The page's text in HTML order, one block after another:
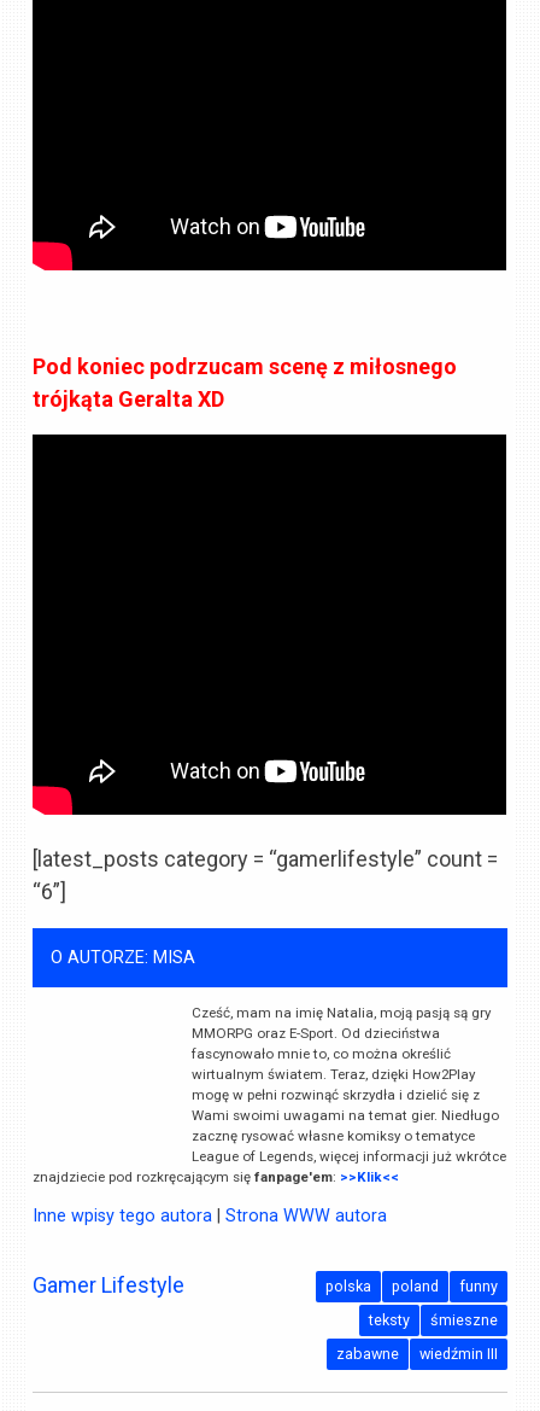
Pod koniec podrzucam scenę z miłosnego
trójkąta Geralta XD
[latest_posts category = “gamerlifestyle” count =
“6”]
O AUTORZE: MISA
Cześć, mam na imię Natalia, moją pasją są gry
MMORPG oraz E-Sport. Od dzieciństwa
fascynowało mnie to, co można określić
wirtualnym światem. Teraz, dzięki How2Play
mogę w pełni rozwinąć skrzydła i dzielić się z
Wami swoimi uwagami na temat gier. Niedługo
zacznę rysować własne komiksy o tematyce
League of Legends, więcej informacji już wkrótce
znajdziecie pod rozkręcającym sięfanpage'em: >>Klik<<
Inne wpisy tego autora |Strona WWW autora
Gamer Lifestyle funny
poland
polska
śmieszne
teksty
wiedźmin III
zabawne